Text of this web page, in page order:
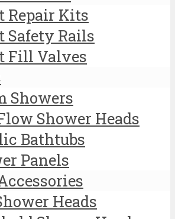
Repair Kits
Safety Rails
Fill Valves
Showers
Shower Heads
Bathtubs
Panels
Heads